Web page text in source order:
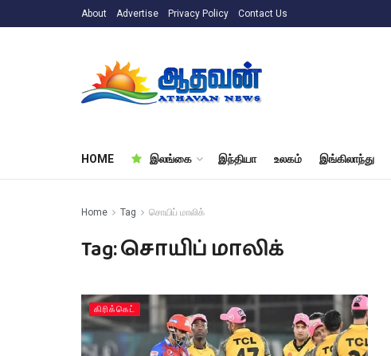
About Advertise Privacy Policy Contact Us
HOME இலங்கை இந்தியா உலகம் இங்கிலாந்து
Home Tag சொயிப் மாலிக்
Tag:சொயிப் மாலிக்
கிரிக்கெட்